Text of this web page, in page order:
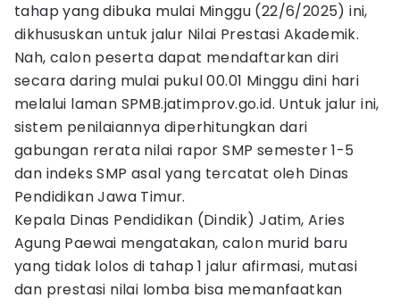
tahap yang dibuka mulai Minggu (22/6/2025) ini,
dikhususkan untuk jalur Nilai Prestasi Akademik.
Nah, calon peserta dapat mendaftarkan diri
secara daring mulai pukul 00.01 Minggu dini hari
melalui laman SPMB.jatimprov.go.id. Untuk jalur ini,
sistem penilaiannya diperhitungkan dari
gabungan rerata nilai rapor SMP semester 1-5
dan indeks SMP asal yang tercatat oleh Dinas
Pendidikan Jawa Timur.
Kepala Dinas Pendidikan (Dindik) Jatim, Aries
Agung Paewai mengatakan, calon murid baru
yang tidak lolos di tahap 1 jalur afirmasi, mutasi
dan prestasi nilai lomba bisa memanfaatkan